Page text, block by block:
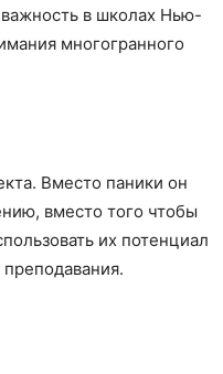
важность в школах Нью-
многогранного
Вместо паники он
вместо того чтобы
их потенциал